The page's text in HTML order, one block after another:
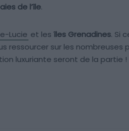
de l’île.
Lucie et les îles Grenadines. Si
ressourcer sur les nombreuses
luxuriante seront de la partie !